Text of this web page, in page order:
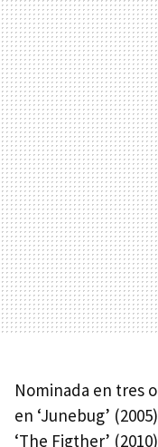
Nominada en tres
en ‘Junebug’
‘The Figther’